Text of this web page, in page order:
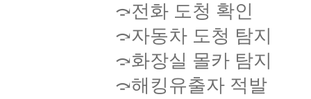
⤼전화 도청 확인
⤼자동차 도청 탐지
⤼화장실 몰카 탐지
⤼해킹유출자 적발